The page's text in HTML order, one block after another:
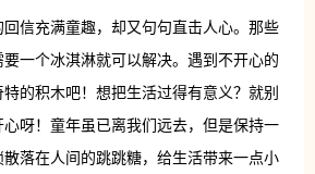
信充满童趣，却又句句直击人心。那些
一个冰淇淋就可以解决。遇到不开心的
的积木吧！想把生活过得有意义？就别
呀！童年虽已离我们远去，但是保持一
落在人间的跳跳糖，给生活带来一点小